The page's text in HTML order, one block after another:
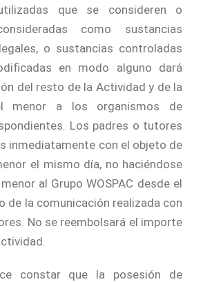
que se consideren o
como sustancias
o sustancias controladas
en modo alguno dará
del resto de la Actividad y de la
menor a los organismos de
Los padres o tutores
inmediatamente con el objeto de
el mismo día, no haciéndose
al Grupo WOSPAC desde el
de la comunicación realizada con
No se reembolsará el importe
constar que la posesión de